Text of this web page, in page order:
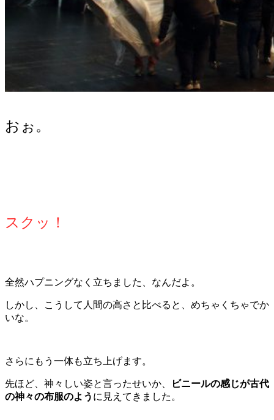
おぉ。
スクッ！
全然ハプニングなく立ちました、なんだよ。
しかし、こうして人間の高さと比べると、めちゃくちゃでか
いな。
さらにもう一体も立ち上げます。
先ほど、神々しい姿と言ったせいか、
ビニールの感じが古代
の神々の布服のよう に見えてきました。